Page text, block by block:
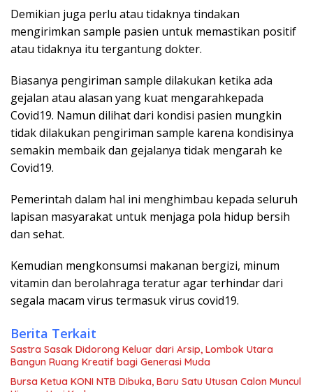
Demikian juga perlu atau tidaknya tindakan
mengirimkan sample pasien untuk memastikan positif
atau tidaknya itu tergantung dokter.
Biasanya pengiriman sample dilakukan ketika ada
gejalan atau alasan yang kuat mengarahkepada
Covid19. Namun dilihat dari kondisi pasien mungkin
tidak dilakukan pengiriman sample karena kondisinya
semakin membaik dan gejalanya tidak mengarah ke
Covid19.
Pemerintah dalam hal ini menghimbau kepada seluruh
lapisan masyarakat untuk menjaga pola hidup bersih
dan sehat.
Kemudian mengkonsumsi makanan bergizi, minum
vitamin dan berolahraga teratur agar terhindar dari
segala macam virus termasuk virus covid19.
Berita Terkait
Sastra Sasak Didorong Keluar dari Arsip, Lombok Utara
Bangun Ruang Kreatif bagi Generasi Muda
Bursa Ketua KONI NTB Dibuka, Baru Satu Utusan Calon Muncul